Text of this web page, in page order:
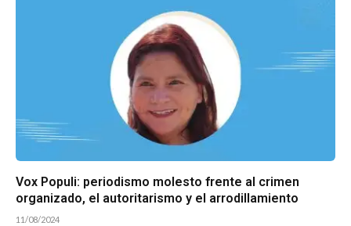
Vox Populi: periodismo molesto frente al crimen
organizado, el autoritarismo y el arrodillamiento
11/08/2024